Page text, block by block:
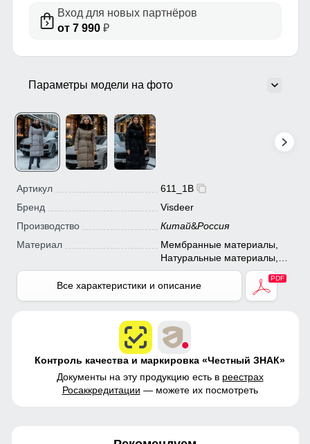
Вход для новых партнёров
от 7 990₽
Параметры модели на фото
Артикул
611_1B
Бренд
Visdeer
Производство
Китай&Россия
Материал
Мембранные материалы,
Натуральные материалы,
Полиэстер, Плащевка,
Тефлон, Болонь,
Экологичные материалы
Все характеристики и описание
Контроль качества и маркировка «Честный ЗНАК»
Документы на эту продукцию есть в реестрах
Росаккредитации — можете их посмотреть